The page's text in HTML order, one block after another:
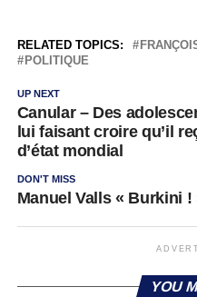
RELATED TOPICS:
POLITIQUE
UP NEXT
Canular – Des
lui faisant croire qu’il
d’état mondial
DON'T MISS
Manuel Valls « Burkini !
YOU